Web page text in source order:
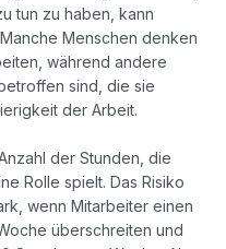
tun zu haben, kann
Menschen denken
während andere
sind, die sie
der Arbeit.
der Stunden, die
Rolle spielt. Das Risiko
wenn Mitarbeiter einen
überschreiten und